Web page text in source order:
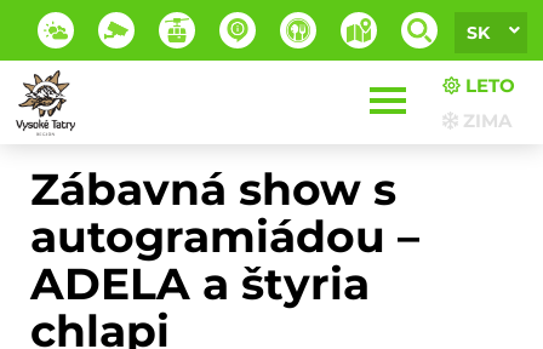
SK
LETO
ZIMA
Zábavná show s
autogramiádou –
ADELA a štyria
chlapi